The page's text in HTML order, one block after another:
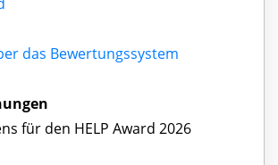
das Bewertungssystem
für den HELP Award 2026